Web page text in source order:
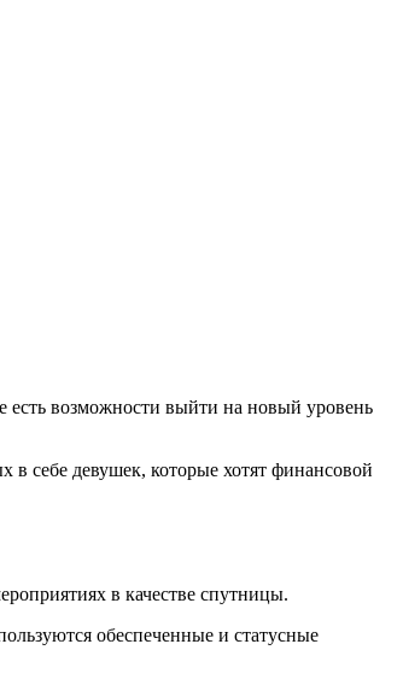
есть возможности выйти на новый уровень
себе девушек, которые хотят финансовой
в качестве спутницы.
обеспеченные и статусные